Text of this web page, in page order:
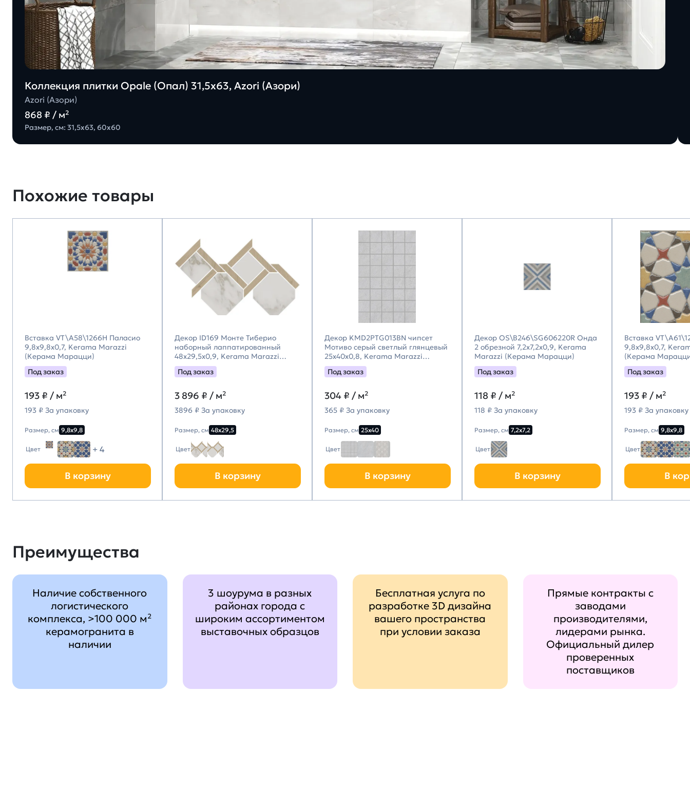
Коллекция плитки Opale (Опал) 31,5х63, Azori (Азори)
Azori (Азори)
868 ₽ / м²
Размер, см: 31,5х63, 60х60
Похожие товары
Вставка VT\A58\1266H Паласио
9,8x9,8x0,7, Kerama Marazzi
(Керама Марацци)
Под заказ
193 ₽ / м²
193 ₽ За упаковку
Размер, см 9,8х9,8
Цвет + 4
В корзину
Декор ID169 Монте Тиберио
наборный лаппатированный
48x29,5x0,9, Kerama Marazzi
(Керама Марацци)
Под заказ
3 896 ₽ / м²
3896 ₽ За упаковку
Размер, см 48х29,5
Цвет
В корзину
Декор KMD2PTG013BN чипсет
Мотиво серый светлый глянцевый
25x40x0,8, Kerama Marazzi
(Керама Марацци)
Под заказ
304 ₽ / м²
365 ₽ За упаковку
Размер, см 25х40
Цвет
В корзину
Декор OS\B246\SG606220R Онда
2 обрезной 7,2x7,2x0,9, Kerama
Marazzi (Керама Марацци)
Под заказ
118 ₽ / м²
118 ₽ За упаковку
Размер, см 7,2х7,2
Цвет
В корзину
Вставка
9,8x9,8x0,7,
(Керама
Под заказ
193 ₽ / м²
193 ₽ За упаковку
Размер, см 9,8х9,8
Цвет
В
Преимущества
Наличие собственного
логистического
комплекса, >100 000 м²
керамогранита в
наличии
3 шоурума в разных
районах города с
широким ассортиментом
выставочных образцов
Бесплатная услуга по
разработке 3D дизайна
вашего пространства
при условии заказа
Прямые контракты с
заводами
производителями,
лидерами рынка.
Официальный дилер
проверенных
поставщиков